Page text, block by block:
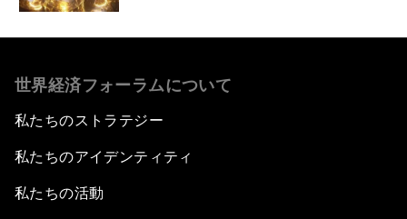
世界経済フォーラムについて
私たちのストラテジー
私たちのアイデンティティ
私たちの活動